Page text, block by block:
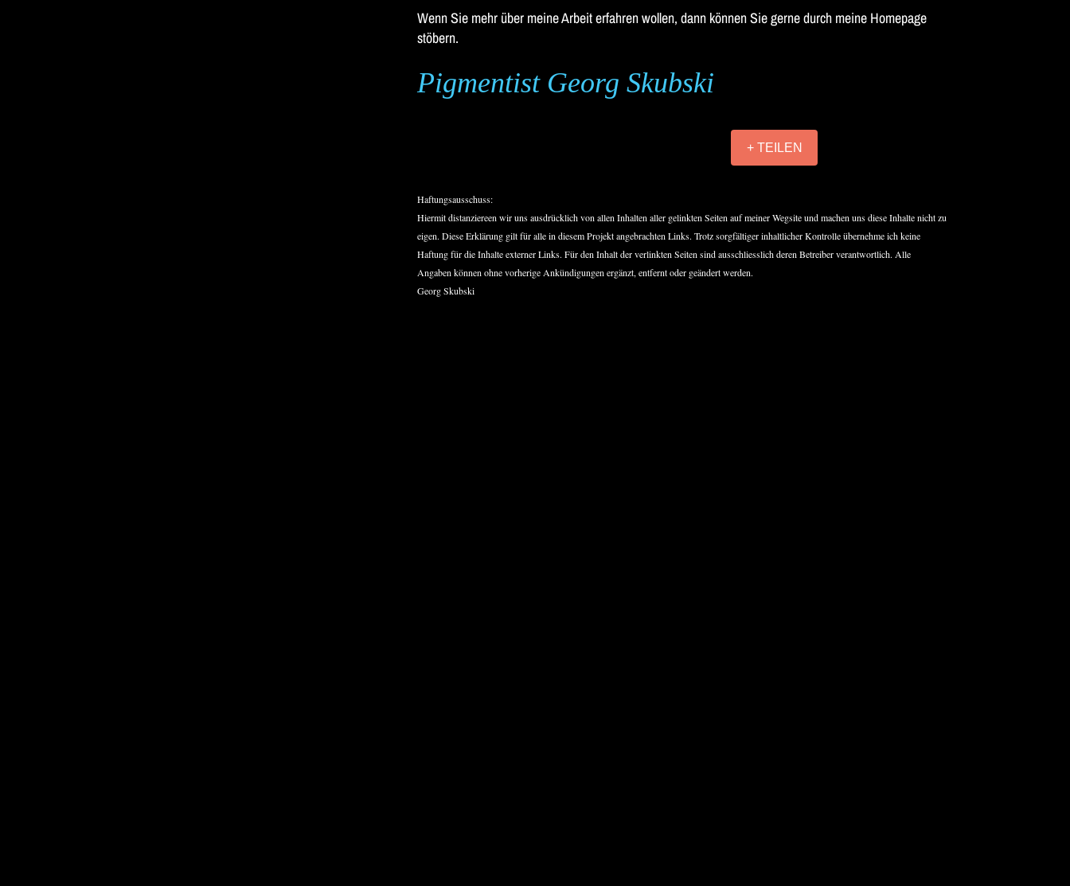
Wenn Sie mehr über meine Arbeit erfahren wollen, dann können Sie gerne durch meine Homepage
stöbern.
Pigmentist Georg Skubski
+ TEILEN
Haftungsausschuss:
Hiermit distanziereen wir uns ausdrücklich von allen Inhalten aller gelinkten Seiten auf meiner Wegsite und machen uns diese Inhalte nicht zu
eigen. Diese Erklärung gilt für alle in diesem Projekt angebrachten Links. Trotz sorgfältiger inhaltlicher Kontrolle übernehme ich keine
Haftung für die Inhalte externer Links. Für den Inhalt der verlinkten Seiten sind ausschliesslich deren Betreiber verantwortlich. Alle
Angaben können ohne vorherige Ankündigungen ergänzt, entfernt oder geändert werden.
Georg Skubski